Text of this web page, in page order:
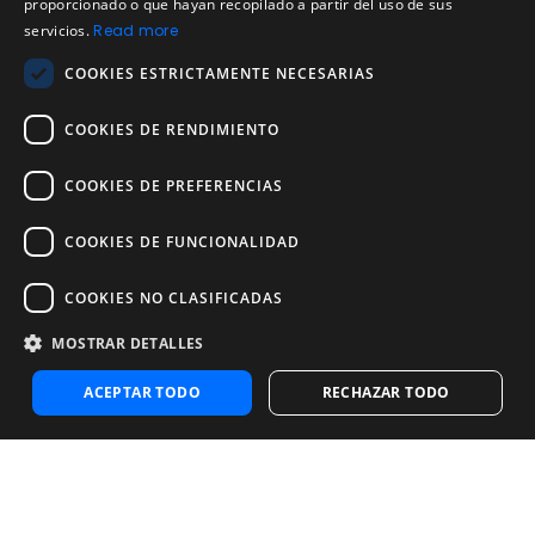
Política de devoluciones
Acuerdo de licencia de usuario
Aviso legal
Política de uso aceptable
Empresa
Acerca de nosotros
Blog
Pruebas de confiabilidad y validez
Pruebas
Contáctenos
Contáctenos
Contactar con ventas
Noosa Labs Inc – Las Vegas, NV, USA
proporcionado o que hayan recopilado a partir del uso de sus
servicios.Read more
COOKIES ESTRICTAMENTE NECESARIAS
COOKIES DE RENDIMIENTO
COOKIES DE PREFERENCIAS
COOKIES DE FUNCIONALIDAD
COOKIES NO CLASIFICADAS
MOSTRAR DETALLES
ACEPTAR TODO RECHAZAR TODO